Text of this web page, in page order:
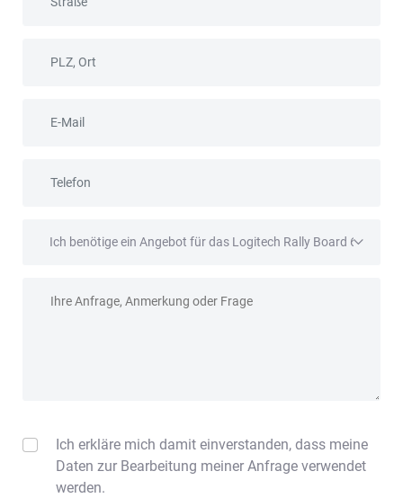
Ich erkläre mich damit einverstanden, dass meine
Daten zur Bearbeitung meiner Anfrage verwendet
werden.